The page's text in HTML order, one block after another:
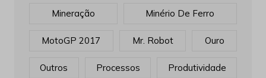
Mineração Minério De Ferro
MotoGP 2017 Mr. Robot Ouro
Outros Processos Produtividade